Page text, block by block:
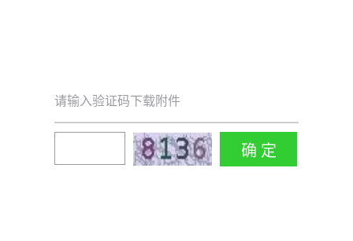
请输入验证码下载附件